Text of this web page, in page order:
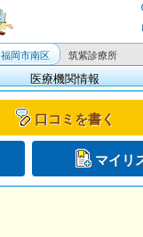
福岡市南区 筑紫診療所
医療機関情報
口コミを書く
マイリ